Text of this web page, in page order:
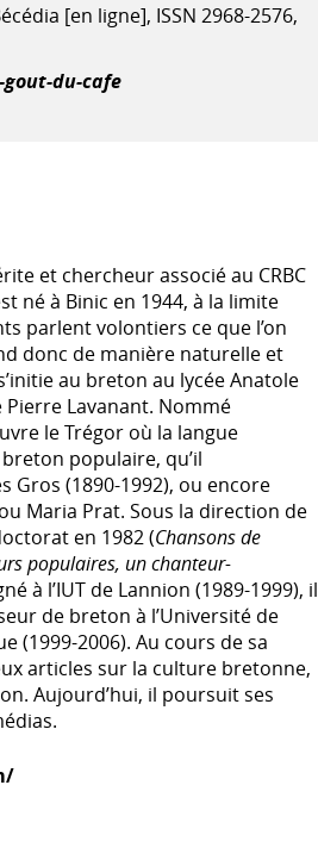
[en ligne], ISSN 2968-2576,
du-cafe
et chercheur associé au CRBC
né à Binic en 1944, à la limite
parlent volontiers ce que l’on
donc de manière naturelle et
au breton au lycée Anatole
Pierre Lavanant. Nommé
le Trégor où la langue
populaire, qu’il
Gros (1890-1992), ou encore
Maria Prat. Sous la direction de
en 1982 (Chansons de
populaires, un chanteur-
à l’IUT de Lannion (1989-1999), il
de breton à l’Université de
(1999-2006). Au cours de sa
articles sur la culture bretonne,
Aujourd’hui, il poursuit ses